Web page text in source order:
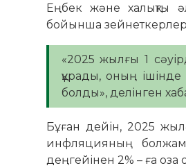
Еңбек және халықты
бойынша
«2025 жылғы 1
құрады, оның ішінде
болды», делінген
Бұған дейін, 2025
инфляцияның
деңгейінен 2% – ға